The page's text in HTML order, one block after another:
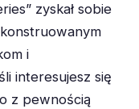
zyskał sobie
i
interesujesz się
z pewnością